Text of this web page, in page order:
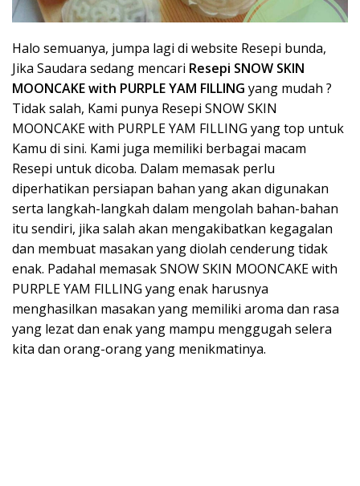
Halo semuanya, jumpa lagi di website Resepi bunda,
Jika Saudara sedang mencari Resepi SNOW SKIN
MOONCAKE with PURPLE YAM FILLING yang mudah ?
Tidak salah, Kami punya Resepi SNOW SKIN
MOONCAKE with PURPLE YAM FILLING yang top untuk
Kamu di sini. Kami juga memiliki berbagai macam
Resepi untuk dicoba. Dalam memasak perlu
diperhatikan persiapan bahan yang akan digunakan
serta langkah-langkah dalam mengolah bahan-bahan
itu sendiri, jika salah akan mengakibatkan kegagalan
dan membuat masakan yang diolah cenderung tidak
enak. Padahal memasak SNOW SKIN MOONCAKE with
PURPLE YAM FILLING yang enak harusnya
menghasilkan masakan yang memiliki aroma dan rasa
yang lezat dan enak yang mampu menggugah selera
kita dan orang-orang yang menikmatinya.